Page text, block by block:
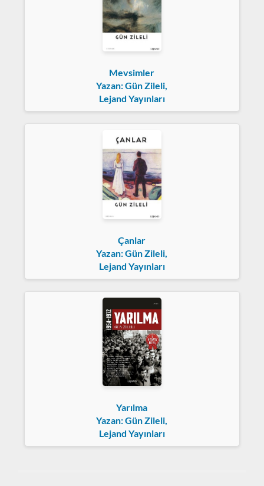
Mevsimler
Yazan: Gün Zileli,
Lejand Yayınları
Çanlar
Yazan: Gün Zileli,
Lejand Yayınları
Yarılma
Yazan: Gün Zileli,
Lejand Yayınları